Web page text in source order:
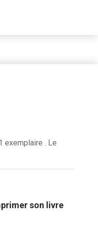
exemplaire . Le
son livre